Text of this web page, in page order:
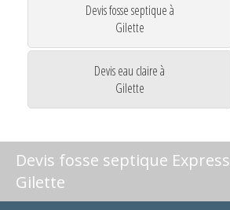
Devis fosse septique à
Gilette
Devis eau claire à
Gilette
Devis fosse septique Express
Gilette